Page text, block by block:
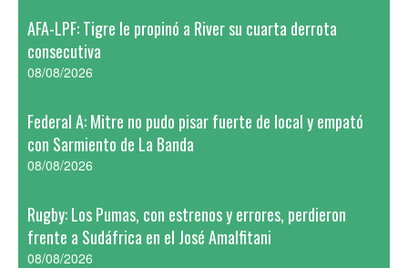
AFA-LPF: Tigre le propinó a River su cuarta derrota
consecutiva
08/08/2026
Federal A: Mitre no pudo pisar fuerte de local y empató
con Sarmiento de La Banda
08/08/2026
Rugby: Los Pumas, con estrenos y errores, perdieron
frente a Sudáfrica en el José Amalfitani
08/08/2026